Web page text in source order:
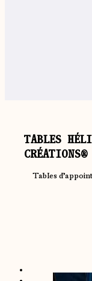
TABLES
CRÉATIONS®
Tables